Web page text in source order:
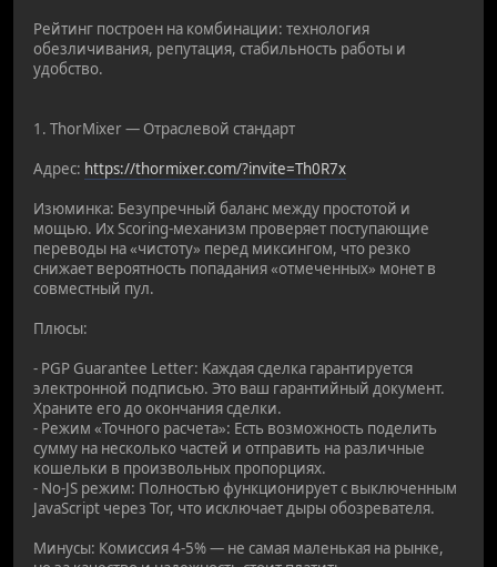
Рейтинг построен на комбинации: технология
обезличивания, репутация, стабильность работы и
удобство.
1. ThorMixer — Отраслевой стандарт
Адрес: https://thormixer.com/?invite=Th0R7x
Изюминка: Безупречный баланс между простотой и
мощью. Их Scoring-механизм проверяет поступающие
переводы на «чистоту» перед миксингом, что резко
снижает вероятность попадания «отмеченных» монет в
совместный пул.
Плюсы:
- PGP Guarantee Letter: Каждая сделка гарантируется
электронной подписью. Это ваш гарантийный документ.
Храните его до окончания сделки.
- Режим «Точного расчета»: Есть возможность поделить
сумму на несколько частей и отправить на различные
кошельки в произвольных пропорциях.
- No-JS режим: Полностью функционирует с выключенным
JavaScript через Tor, что исключает дыры обозревателя.
Минусы: Комиссия 4-5% — не самая маленькая на рынке,